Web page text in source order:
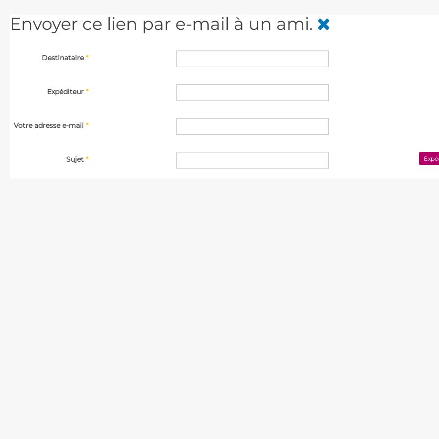
Envoyer ce lien par e-mail à un ami.
Destinataire*
Expéditeur *
Votre adresse e-mail *
Sujet *